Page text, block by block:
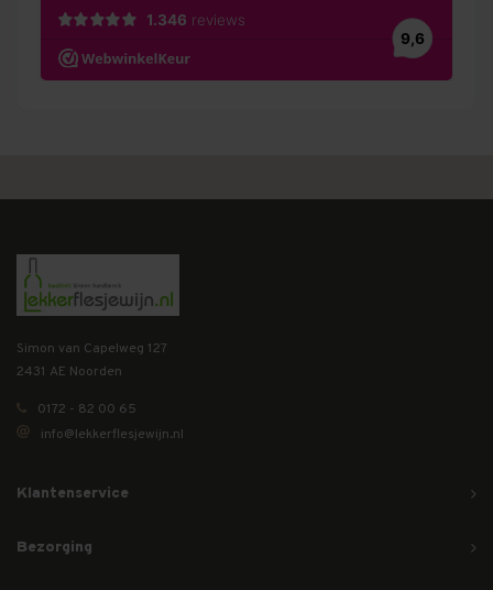
Simon van Capelweg 127
2431 AE Noorden
0172 - 82 00 65
info@lekkerflesjewijn.nl
Klantenservice
Bezorging